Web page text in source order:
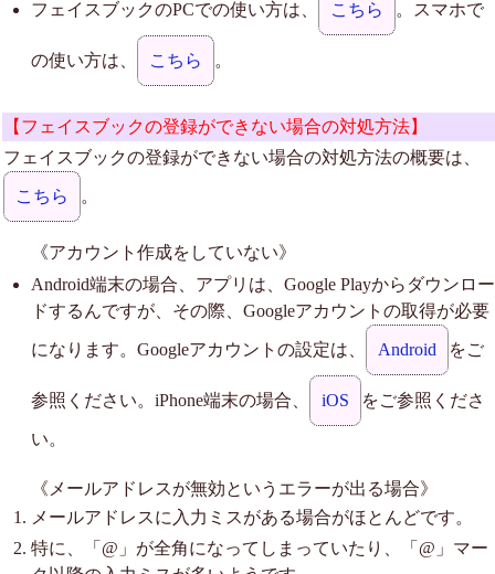
フェイスブックのPCでの使い方は、 こちら 。スマホで
の使い方は、 こちら 。
【フェイスブックの登録ができない場合の対処方法】
フェイスブックの登録ができない場合の対処方法の概要は、
こちら 。
《アカウント作成をしていない》
Android端末の場合、アプリは、Google Playからダウンロー
ドするんですが、その際、Googleアカウントの取得が必要
になります。Googleアカウントの設定は、 Android をご
参照ください。iPhone端末の場合、 iOS をご参照くださ
い。
《メールアドレスが無効というエラーが出る場合》
メールアドレスに入力ミスがある場合がほとんどです。
特に、「@」が全角になってしまっていたり、「@」マー